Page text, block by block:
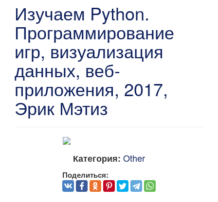
Изучаем Python.
Программирование
игр, визуализация
данных, веб-
приложения, 2017,
Эрик Мэтиз
Категория: Other
Поделиться: